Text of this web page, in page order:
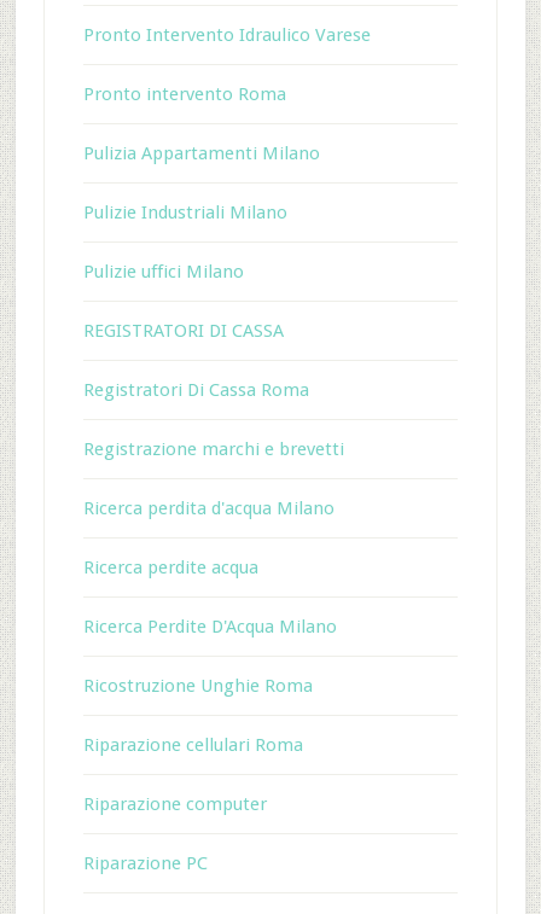
Pronto Intervento Idraulico Varese
Pronto intervento Roma
Pulizia Appartamenti Milano
Pulizie Industriali Milano
Pulizie uffici Milano
REGISTRATORI DI CASSA
Registratori Di Cassa Roma
Registrazione marchi e brevetti
Ricerca perdita d'acqua Milano
Ricerca perdite acqua
Ricerca Perdite D'Acqua Milano
Ricostruzione Unghie Roma
Riparazione cellulari Roma
Riparazione computer
Riparazione PC